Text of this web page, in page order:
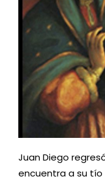
Juan Diego
encuentra a su tío